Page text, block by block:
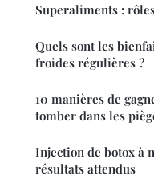
Superaliments :
Quels sont les
froides régulières ?
10 manières de
tomber dans les
Injection de botox à
résultats attendus